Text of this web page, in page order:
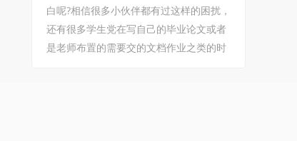
白呢?相信很多小伙伴都有过这样的困扰，
还有很多学生党在写自己的毕业论文或者
是老师布置的需要交的文档作业之类的时